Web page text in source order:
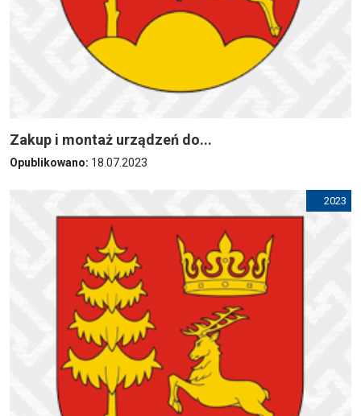
Zakup i montaż urządzeń do...
Opublikowano: 18.07.2023
2023